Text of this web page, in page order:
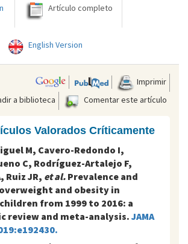
Artículo completo
English Version
Imprimir
a biblioteca
Comentar este artículo
Valorados Críticamente
M, Cavero-Redondo I,
C, Rodríguez-Artalejo F,
Ruiz JR, et al. Prevalence and
and obesity in
from 1999 to 2016: a
review and meta-analysis. JAMA